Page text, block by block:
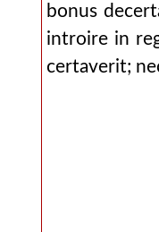
bonus
introire in
certaverit;